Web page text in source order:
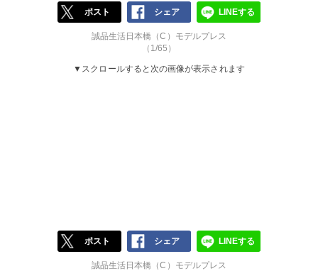
ポスト シェア LINEする
誠品生活日本橋（C）モデルプレス
（1/65）
▼スクロールすると次の画像が表示されます
ポスト シェア LINEする
誠品生活日本橋（C）モデルプレス